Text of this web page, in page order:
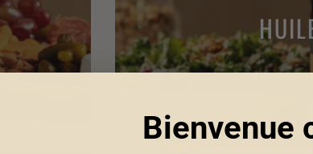
Bienvenue